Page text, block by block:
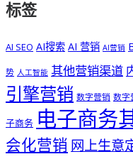
标签
AI SEO AI搜索 AI 营销 AI营销
势 人工智能 其他营销渠道
引擎营销 数字营销 数字
子商务 电子商务
会化营销 网上生意